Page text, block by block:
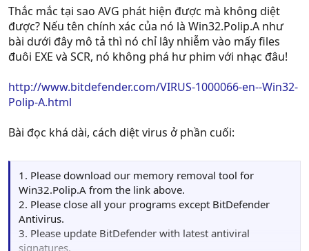
Thắc mắc tại sao AVG phát hiện được mà không diệt
được? Nếu tên chính xác của nó là Win32.Polip.A như
bài dưới đây mô tả thì nó chỉ lây nhiễm vào mấy files
đuôi EXE và SCR, nó không phá hư phim với nhạc đâu!
http://www.bitdefender.com/VIRUS-1000066-en--Win32-
Polip-A.html
Bài đọc khá dài, cách diệt virus ở phần cuối:
1. Please download our memory removal tool for
Win32.Polip.A from the link above.
2. Please close all your programs except BitDefender
Antivirus.
3. Please update BitDefender with latest antiviral
signatures.